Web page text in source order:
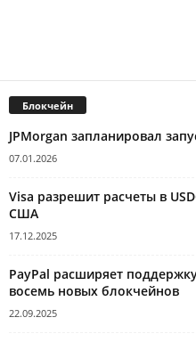
Блокчейн
JPMorgan запланировал
07.01.2026
Visa разрешит расчеты в
США
17.12.2025
PayPal расширяет
восемь новых блокчейнов
22.09.2025